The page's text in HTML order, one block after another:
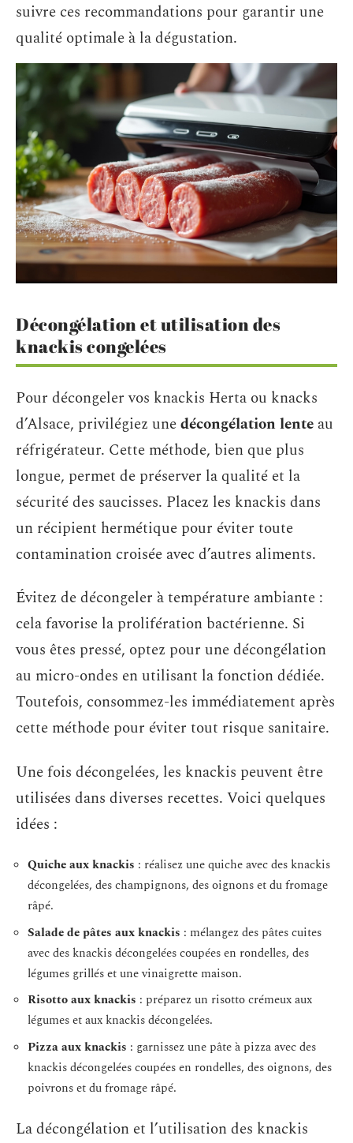
suivre ces recommandations pour garantir une
qualité optimale à la dégustation.
Décongélation et utilisation des
knackis congelées
Pour décongeler vos knackis Herta ou knacks
d’Alsace, privilégiez unedécongélation lente au
réfrigérateur. Cette méthode, bien que plus
longue, permet de préserver la qualité et la
sécurité des saucisses. Placez les knackis dans
un récipient hermétique pour éviter toute
contamination croisée avec d’autres aliments.
Évitez de décongeler à température ambiante :
cela favorise la prolifération bactérienne. Si
vous êtes pressé, optez pour une décongélation
au micro-ondes en utilisant la fonction dédiée.
Toutefois, consommez-les immédiatement après
cette méthode pour éviter tout risque sanitaire.
Une fois décongelées, les knackis peuvent être
utilisées dans diverses recettes. Voici quelques
idées :
Quiche aux knackis : réalisez une quiche avec des knackis
décongelées, des champignons, des oignons et du fromage
râpé.
Salade de pâtes aux knackis : mélangez des pâtes cuites
avec des knackis décongelées coupées en rondelles, des
légumes grillés et une vinaigrette maison.
Risotto aux knackis : préparez un risotto crémeux aux
légumes et aux knackis décongelées.
Pizza aux knackis : garnissez une pâte à pizza avec des
knackis décongelées coupées en rondelles, des oignons, des
poivrons et du fromage râpé.
La décongélation et l’utilisation des knackis